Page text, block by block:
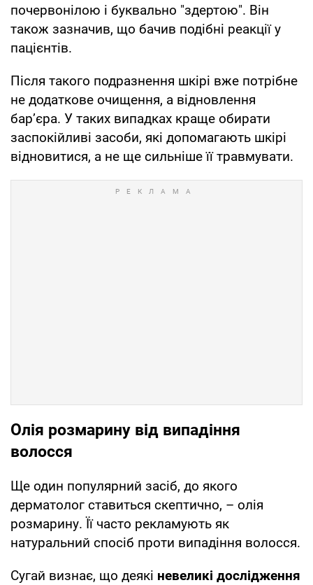
почервонілою і буквально "здертою". Він
також зазначив, що бачив подібні реакції у
пацієнтів.
Після такого подразнення шкірі вже потрібне
не додаткове очищення, а відновлення
бар’єра. У таких випадках краще обирати
заспокійливі засоби, які допомагають шкірі
відновитися, а не ще сильніше її травмувати.
Олія розмарину від випадіння
волосся
Ще один популярний засіб, до якого
дерматолог ставиться скептично, – олія
розмарину. Її часто рекламують як
натуральний спосіб проти випадіння волосся.
Сугай визнає, що деякі невеликі дослідження